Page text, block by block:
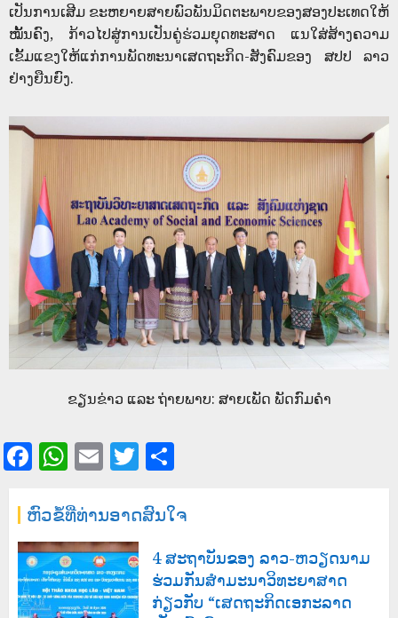
ເປັນການເສີມ ຂະຫຍາຍສາຍພົວພັນມິດຕະພາບຂອງສອງປະເທດໃຫ້
ໝັ້ນຄົງ, ກ້າວໄປສູ່ການເປັນຄູ່ຮ່ວມຍຸດທະສາດ ແນໃສ່ສ້າງຄວາມ
ເຂັ້ມແຂງໃຫ້ແກ່ການພັດທະນາເສດຖະກິດ-ສັງຄົມຂອງ ສປປ ລາວ
ຢ່າງຍືນຍົງ.
ຂຽນຂ່າວ ແລະ ຖ່າຍພາບ: ສາຍເພັດ ພັດກົມຄຳ
Facebook
WhatsApp
EmailTwitter
ຫົວຂໍ້ທີ່ທ່ານອາດສົນໃຈ
4 ສະຖາບັນຂອງ ລາວ-ຫວຽດນາມ
ຮ່ວມກັນສໍາມະນາວິທະຍາສາດ
ກ່ຽວກັບ “ເສດຖະກິດເອກະລາດ